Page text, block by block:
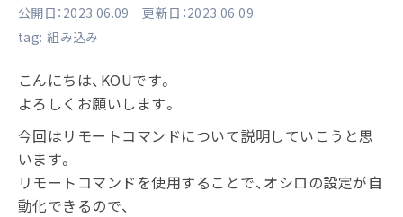
公開日：2023.06.09 更新日：2023.06.09
tag: 組み込み
こんにちは、KOUです。
よろしくお願いします。
今回はリモートコマンドについて説明していこうと思
います。
リモートコマンドを使用することで、オシロの設定が自
動化できるので、